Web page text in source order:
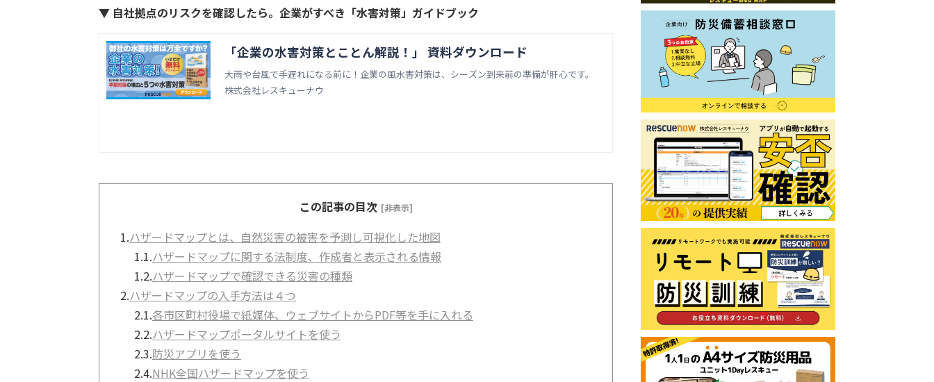
▼ 自社拠点のリスクを確認したら。企業がすべき「水害対策」ガイドブック
「企業の水害対策とことん解説！」 資料ダウンロード
大雨や台風で手遅れになる前に！企業の風水害対策は、シーズン到来前の準備が肝心です。
株式会社レスキューナウ
この記事の目次 [非表示]
1.ハザードマップとは、自然災害の被害を予測し可視化した地図
1.1.ハザードマップに関する法制度、作成者と表示される情報
1.2.ハザードマップで確認できる災害の種類
2.ハザードマップの入手方法は４つ
2.1.各市区町村役場で紙媒体、ウェブサイトからPDF等を手に入れる
2.2.ハザードマップポータルサイトを使う
2.3.防災アプリを使う
2.4.NHK全国ハザードマップを使う